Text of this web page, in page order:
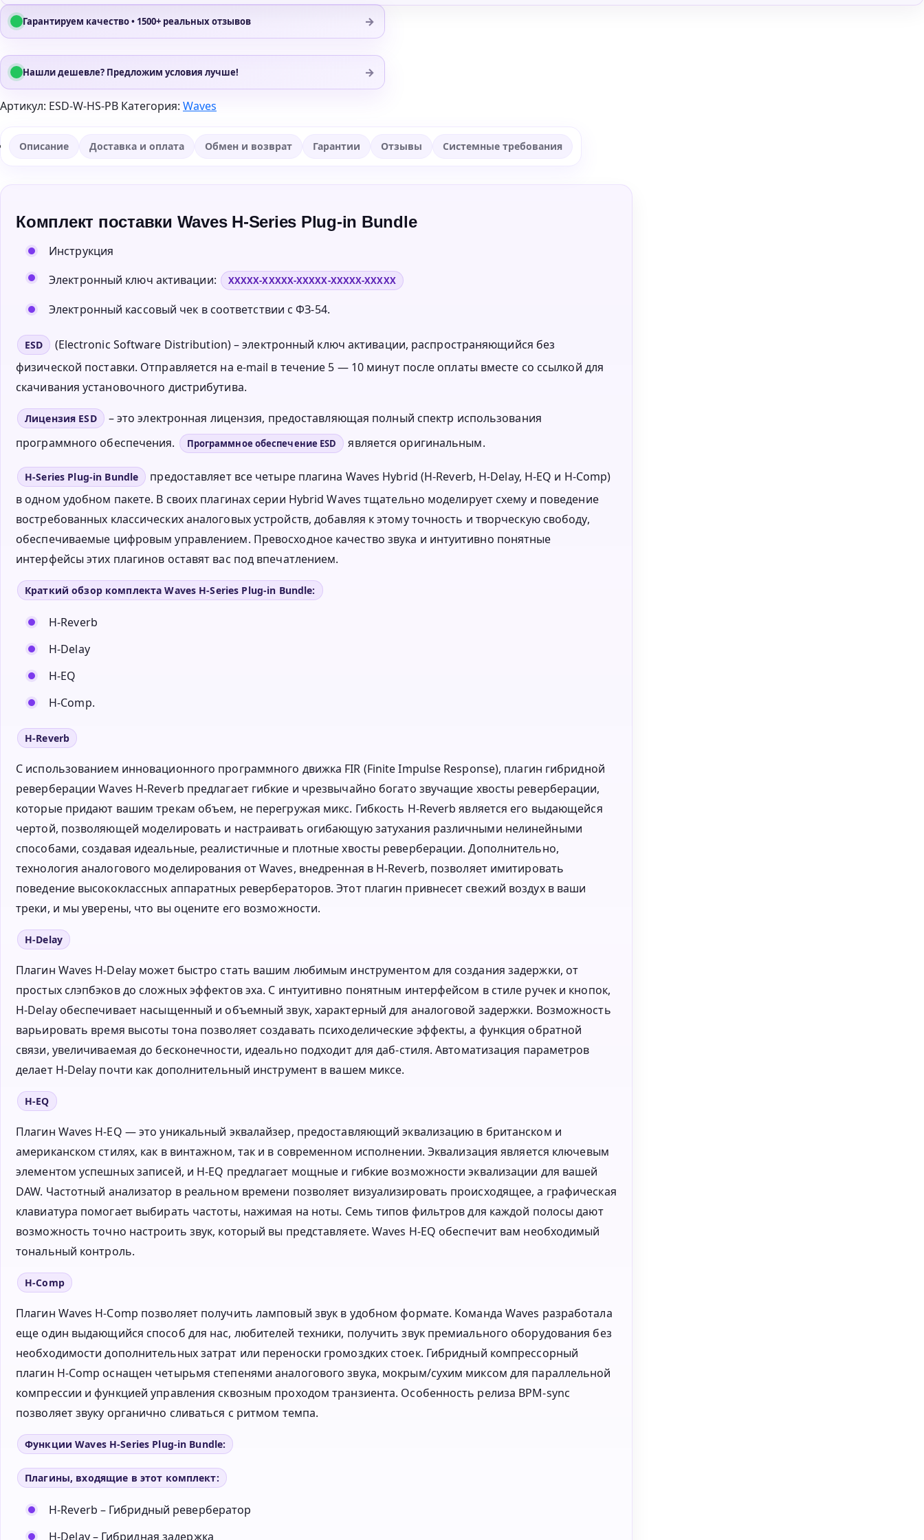
Гарантируем качество • 1500+ реальных отзывов →
Нашли дешевле? Предложим условия лучше! →
Артикул: ESD-W-HS-PB Категория: Waves
Описание Доставка и оплата Обмен и возврат Гарантии Отзывы Системные требования
Комплект поставки Waves H-Series Plug-in Bundle
Инструкция
Электронный ключ активации:
XXXXX-XXXXX-XXXXX-XXXXX-XXXXX
Электронный кассовый чек в соответствии с ФЗ-54.
ESD
(Electronic Software Distribution) – электронный ключ активации, распространяющийся без
физической поставки. Отправляется на e-mail в течение 5 — 10 минут после оплаты вместе со ссылкой для
скачивания установочного дистрибутива.
Лицензия ESD
– это электронная лицензия, предоставляющая полный спектр использования
программного обеспечения.
Программное обеспечение ESD является оригинальным.
H-Series Plug-in Bundle
предоставляет все четыре плагина Waves Hybrid (H-Reverb, H-Delay, H-EQ и H-Comp)
в одном удобном пакете. В своих плагинах серии Hybrid Waves тщательно моделирует схему и поведение
востребованных классических аналоговых устройств, добавляя к этому точность и творческую свободу,
обеспечиваемые цифровым управлением. Превосходное качество звука и интуитивно понятные
интерфейсы этих плагинов оставят вас под впечатлением.
Краткий обзор комплекта Waves H-Series Plug-in Bundle:
H-Reverb
H-Delay
H-EQ
H-Comp.
H-Reverb
С использованием инновационного программного движка FIR (Finite Impulse Response), плагин гибридной
реверберации Waves H-Reverb предлагает гибкие и чрезвычайно богато звучащие хвосты реверберации,
которые придают вашим трекам объем, не перегружая микс. Гибкость H-Reverb является его выдающейся
чертой, позволяющей моделировать и настраивать огибающую затухания различными нелинейными
способами, создавая идеальные, реалистичные и плотные хвосты реверберации. Дополнительно,
технология аналогового моделирования от Waves, внедренная в H-Reverb, позволяет имитировать
поведение высококлассных аппаратных ревербераторов. Этот плагин привнесет свежий воздух в ваши
треки, и мы уверены, что вы оцените его возможности.
H-Delay
Плагин Waves H-Delay может быстро стать вашим любимым инструментом для создания задержки, от
простых слэпбэков до сложных эффектов эха. С интуитивно понятным интерфейсом в стиле ручек и кнопок,
H-Delay обеспечивает насыщенный и объемный звук, характерный для аналоговой задержки. Возможность
варьировать время высоты тона позволяет создавать психоделические эффекты, а функция обратной
связи, увеличиваемая до бесконечности, идеально подходит для даб-стиля. Автоматизация параметров
делает H-Delay почти как дополнительный инструмент в вашем миксе.
H-EQ
Плагин Waves H-EQ — это уникальный эквалайзер, предоставляющий эквализацию в британском и
американском стилях, как в винтажном, так и в современном исполнении. Эквализация является ключевым
элементом успешных записей, и H-EQ предлагает мощные и гибкие возможности эквализации для вашей
DAW. Частотный анализатор в реальном времени позволяет визуализировать происходящее, а графическая
клавиатура помогает выбирать частоты, нажимая на ноты. Семь типов фильтров для каждой полосы дают
возможность точно настроить звук, который вы представляете. Waves H-EQ обеспечит вам необходимый
тональный контроль.
H-Comp
Плагин Waves H-Comp позволяет получить ламповый звук в удобном формате. Команда Waves разработала
еще один выдающийся способ для нас, любителей техники, получить звук премиального оборудования без
необходимости дополнительных затрат или переноски громоздких стоек. Гибридный компрессорный
плагин H-Comp оснащен четырьмя степенями аналогового звука, мокрым/сухим миксом для параллельной
компрессии и функцией управления сквозным проходом транзиента. Особенность релиза BPM-sync
позволяет звуку органично сливаться с ритмом темпа.
Функции Waves H-Series Plug-in Bundle:
Плагины, входящие в этот комплект:
H-Reverb – Гибридный ревербератор
H-Delay – Гибридная задержка